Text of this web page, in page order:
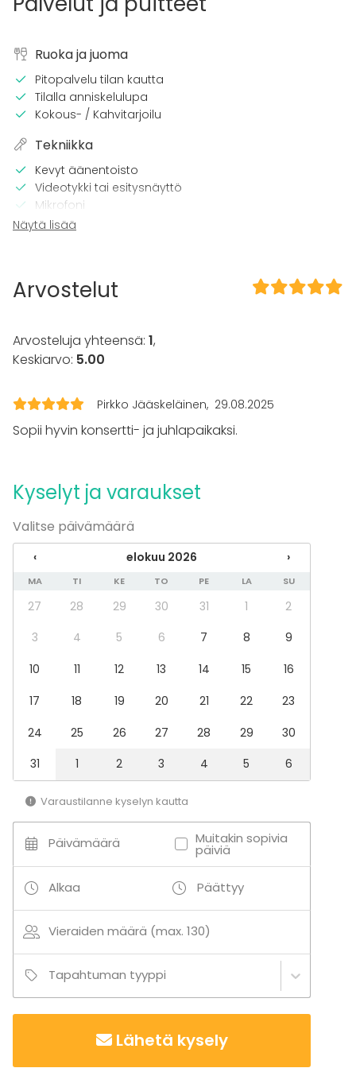
Ruoka ja juoma
Pitopalvelu tilan kautta
Tilalla anniskelulupa
Kokous- / Kahvitarjoilu
Tekniikka
Kevyt äänentoisto
Videotykki tai esitysnäyttö
Mikrofoni
Wi-Fi
Pro äänilaitteisto
Esteetön tila
Majoittumismahdollisuus
Kalusto
Astiasto
Juhlat
Saunailta
Illallinen / lounas
Kokous
Seminaari / konferenssi
Messut
Virkistystilaisuus
Elämys / aktiviteetti
Juhlasali
Monitoimitila
Hotelli
Aktiviteetit
Ulkoilu
Uinti
Veneily
Lisätietoa palveluista ja puitteista
Juhlallinen Vuorelasali sopii erinomaisesti kaikkiin
elämän merkkihetkiin ristiäisistä syntymäpäiviin ja
valmistujaisiin. Vuorelasalissa on tilaa n. 40-50
henkilölle istumajärjestyksestä riippuen.
Cocktailtilaisuutena tilaan mahtuu jopa 130 henkilöä.
Näytä lisää
Arvostelut
Arvosteluja yhteensä: 1,
Keskiarvo: 5.00
Pirkko Jääskeläinen 29.08.2025
Sopii hyvin konsertti- ja juhlapaikaksi.
Kyselyt ja varaukset
Valitse päivämäärä
‹ elokuu 2026 ›
MA TI KE TO PE LA SU
27 28 29 30 31 1
2
3
4 5 6 7 8
9
10
11 12 13 14 15
16
17
18 19 20 21 22
23
24
25 26 27 28 29
30
31
1 2 3 4 5 6
Varaustilanne kyselyn kautta
Päivämäärä Muitakin sopivia
päiviä
Alkaa Päättyy
Vieraiden määrä (max. 130)
Tapahtuman tyyppi
Lähetä kysely